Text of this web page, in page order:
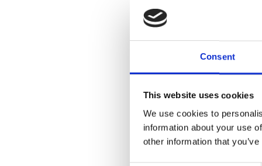
Consent
This website uses cookies
We use cookies to
information about your use
other information that